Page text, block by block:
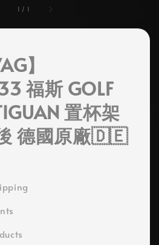
1 / 1
】
福斯 GOLF
置杯架
德國原廠🇩🇪